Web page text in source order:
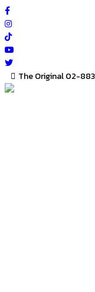
Skip
to
content
The Original 02-